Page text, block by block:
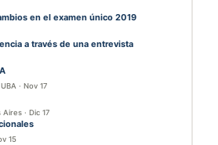
en el examen único 2019
a través de una entrevista
· Nov 17
Aires · Dic 17
15